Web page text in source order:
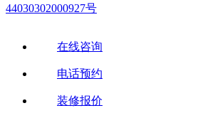
44030302000927号
在线咨询
电话预约
装修报价